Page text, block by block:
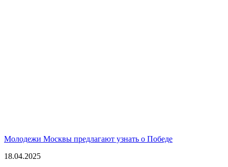
Молодежи Москвы предлагают узнать о Победе
18.04.2025